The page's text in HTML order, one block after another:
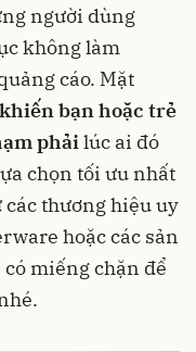
người dùng
không làm
cáo. Mặt
bạn hoặc trẻ
phảilúc ai đó
chọn tối ưu nhất
thương hiệu uy
hoặc các sản
miếng chặn để